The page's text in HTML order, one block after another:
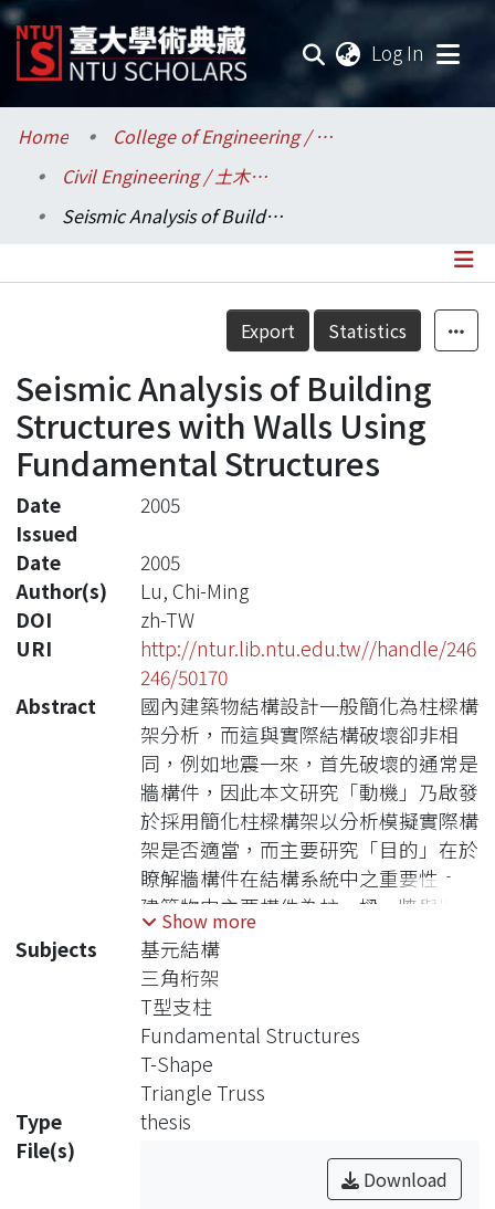
Log In
Communities & Collections
Research Outputs
Statistics
Home
College of Engineering / 工學院
Civil Engineering / 土木工程學系
Seismic Analysis of Building Structures with Walls Using Fundamental Structures
Details
Export Statistics
Seismic Analysis of Building
Structures with Walls Using
Fundamental Structures
Date
Issued
2005
Date
2005
Author(s)
Lu, Chi-Ming
DOI
zh-TW
URI
http://ntur.lib.ntu.edu.tw//handle/246
246/50170
Abstract
國內建築物結構設計一般簡化為柱樑構
架分析，而這與實際結構破壞卻非相
同，例如地震一來，首先破壞的通常是
牆構件，因此本文研究「動機」乃啟發
於採用簡化柱樑構架以分析模擬實際構
架是否適當，而主要研究「目的」在於
瞭解牆構件在結構系統中之重要性。
建築物中主要構件為柱、樑、牆與版元
素，其中抗橫力構件主要為柱、樑與牆
元素，因此為要了解整結構系統行為，
必須先知道此三種元素之行為，分為線
性與非線性等兩行為，而就工程師而
言，其需要分析前有效預測各構件總行
為，因此本文引用ATC40或FEMA273等
規範或相關實驗結果定義之。而如何模
擬出前述構件定義之行為，本文採用
SAP程式內之側推分析功能，該程式主
要設計塑鉸以模擬構件之元素，而重要
Show more
Subjects
基元結構
三角桁架
T型支柱
Fundamental Structures
T-Shape
Triangle Truss
Type
thesis
File(s)
Download